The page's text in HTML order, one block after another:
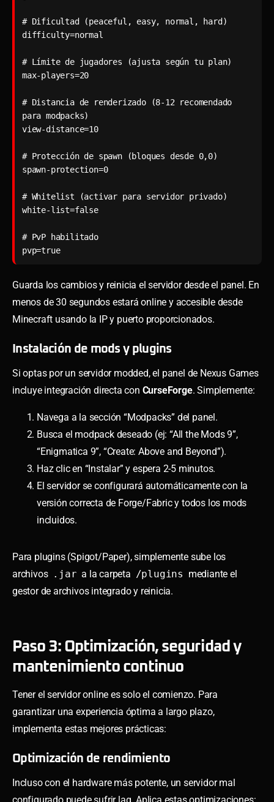
# Dificultad (peaceful, easy, normal, hard)
difficulty=normal
# Límite de jugadores (ajusta según tu plan)
max-players=20
# Distancia de renderizado (8-12 recomendado
para modpacks)
view-distance=10
# Protección de spawn (bloques desde 0,0)
spawn-protection=0
# Whitelist (activar para servidor privado)
white-list=false
# PvP habilitado
pvp=true
Guarda los cambios y reinicia el servidor desde el panel. En
menos de 30 segundos estará online y accesible desde
Minecraft usando la IP y puerto proporcionados.
Instalación de mods y plugins
Si optas por un servidor modded, el panel de Nexus Games
incluye integración directa con CurseForge. Simplemente:
Navega a la sección “Modpacks” del panel.
Busca el modpack deseado (ej: “All the Mods 9”,
“Enigmatica 9”, “Create: Above and Beyond”).
Haz clic en “Instalar” y espera 2-5 minutos.
El servidor se configurará automáticamente con la
versión correcta de Forge/Fabric y todos los mods
incluidos.
Para plugins (Spigot/Paper), simplemente sube los
archivos .jar a la carpeta /plugins mediante el
gestor de archivos integrado y reinicia.
Paso 3: Optimización, seguridad y
mantenimiento continuo
Tener el servidor online es solo el comienzo. Para
garantizar una experiencia óptima a largo plazo,
implementa estas mejores prácticas:
Optimización de rendimiento
Incluso con el hardware más potente, un servidor mal
configurado puede sufrir lag. Aplica estas optimizaciones: